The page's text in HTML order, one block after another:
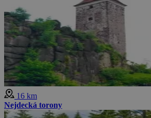
16 km
Nejdecká torony